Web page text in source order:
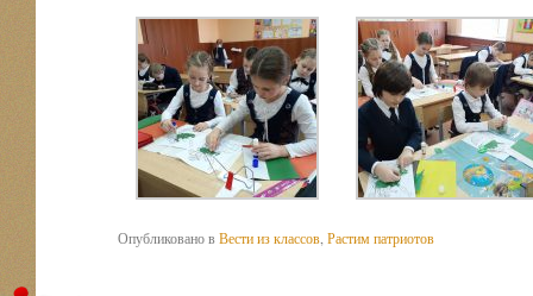
Опубликовано вВести из классов Растим патриотов